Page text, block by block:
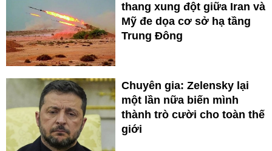
thang xung đột giữa Iran và
Mỹ đe dọa cơ sở hạ tầng
Trung Đông
Chuyên gia: Zelensky lại
một lần nữa biến mình
thành trò cười cho toàn thế
giới